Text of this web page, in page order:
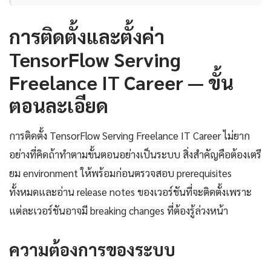
การติดตั้งและตั้งค่า
TensorFlow Serving
Freelance IT Career — ขั้น
ตอนละเอียด
การติดตั้ง TensorFlow Serving Freelance IT Career ไม่ยาก
อย่างที่คิดถ้าทำตามขั้นตอนอย่างเป็นระบบ สิ่งสำคัญคือต้องเตรี
ยม environment ให้พร้อมก่อนตรวจสอบ prerequisites
ทั้งหมดและอ่าน release notes ของเวอร์ชันที่จะติดตั้งเพราะ
แต่ละเวอร์ชันอาจมี breaking changes ที่ต้องรู้ล่วงหน้า
ความต้องการของระบบ